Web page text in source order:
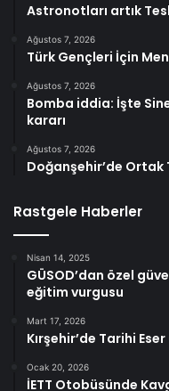
Astronotları artık
Ağustos 7, 2026
Türk Gençleri İçin
Ağustos 7, 2026
Bomba iddia: İşte
kararı
Ağustos 7, 2026
Doğanşehir’de Ortak
Rastgele Haberler
Nisan 14, 2025
GÜSOD’dan özel
eğitim vurgusu
Mart 17, 2026
Kırşehir’de Tarihi
Ocak 20, 2026
İETT Otobüsünde